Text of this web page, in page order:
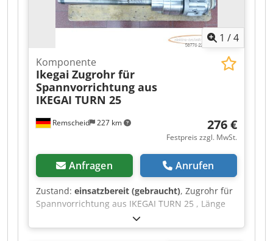
1 /4
Remscheid 227 km
Komponente
Ikegai Zugrohr für
Spannvorrichtung aus
IKEGAI TURN 25
276 €
Festpreis zzgl. MwSt.
Anfragen Anrufen
Zustand: einsatzbereit (gebraucht), Zugrohr für
Spannvorrichtung aus IKEGAI TURN 25 , Länge
Rohr: 730 mm, Ø 75 mm, hydraulisch betätigt,
gebraucht, normale Gebrauchsspuren, 100%